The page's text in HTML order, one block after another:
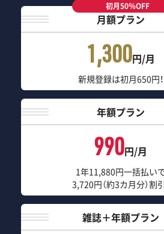
初月50％OFF
月額プラン
1,300円/月
新規登録は初月650円！
年額プラン
990円/月
1年11,880円一括払い
3,720円（約3カ月分）割引
雑誌＋年額プラン